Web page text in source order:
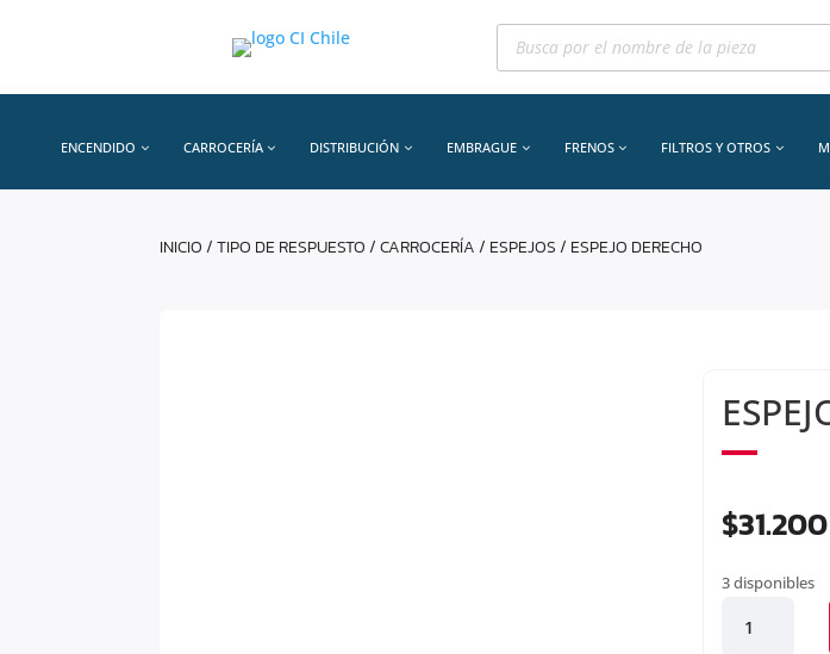
Búsqueda
productos
ENCENDIDO CARROCERÍA DISTRIBUCIÓN EMBRAGUE FRENOS FILTROS Y OTROS
INICIO/TIPO DE RESPUESTO/CARROCERÍA/ ESPEJOS/ ESPEJO DERECHO
$31.200
3 disponibles
DERECHO